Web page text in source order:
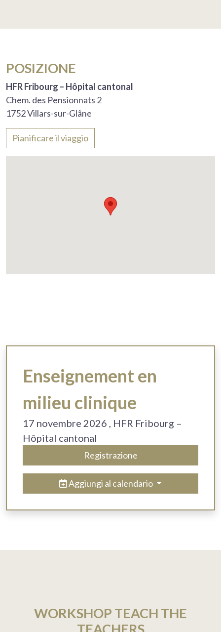
POSIZIONE
HFR Fribourg – Hôpital cantonal
Chem. des Pensionnats 2
1752 Villars-sur-Glâne
Pianificare il viaggio
Enseignement en
milieu clinique
17 novembre 2026
, HFR Fribourg –
Hôpital cantonal
Registrazione
Aggiungi al calendario
WORKSHOP TEACH THE
TEACHERS